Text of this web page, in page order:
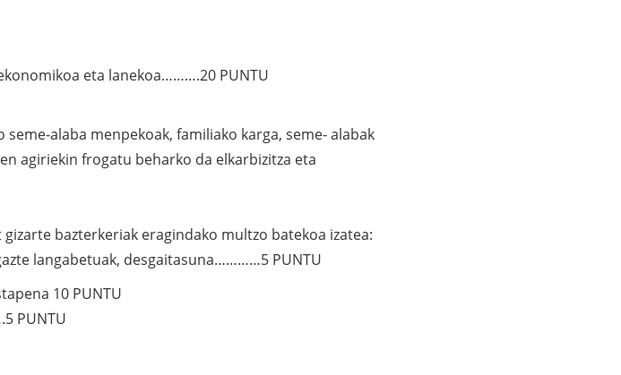
eta lanekoa……….20 PUNTU
alaba menpekoak, familiako karga, seme- alabak
agiriekin frogatu beharko da elkarbizitza eta
bazterkeriak eragindako multzo batekoa izatea:
langabetuak, desgaitasuna…………5 PUNTU
10 PUNTU
PUNTU